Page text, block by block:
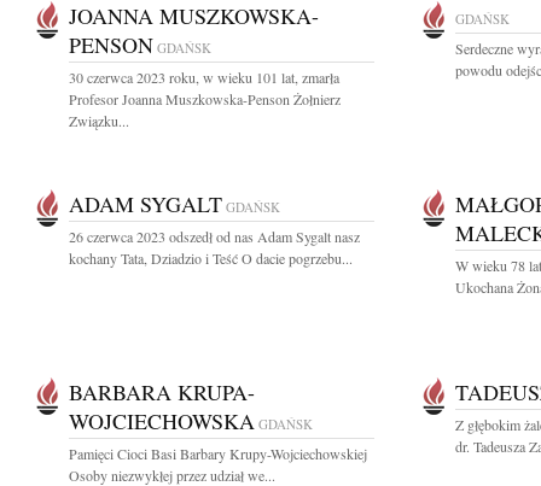
JOANNA MUSZKOWSKA-
PENSON GDAŃSK
30 czerwca 2023 roku, w wieku 101 lat, zmarła
Profesor Joanna Muszkowska-Penson Żołnierz
Związku...
GDAŃSK
Serdeczne
powodu
ADAM SYGALT GDAŃSK
26 czerwca 2023 odszedł od nas Adam Sygalt nasz
kochany Tata, Dziadzio i Teść O dacie pogrzebu...
W wieku 78
Ukochana
BARBARA KRUPA-
WOJCIECHOWSKA GDAŃSK
Pamięci Cioci Basi Barbary Krupy-Wojciechowskiej
Osoby niezwykłej przez udział we...
Z głębokim
dr. Tadeusza